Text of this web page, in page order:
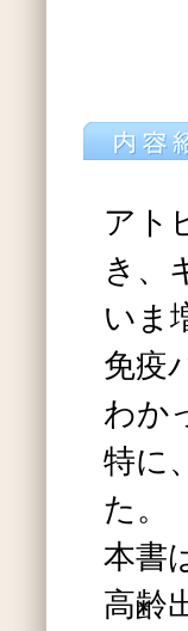
アト
き、
いま
免疫
わか
特に
た。
本書
高齢